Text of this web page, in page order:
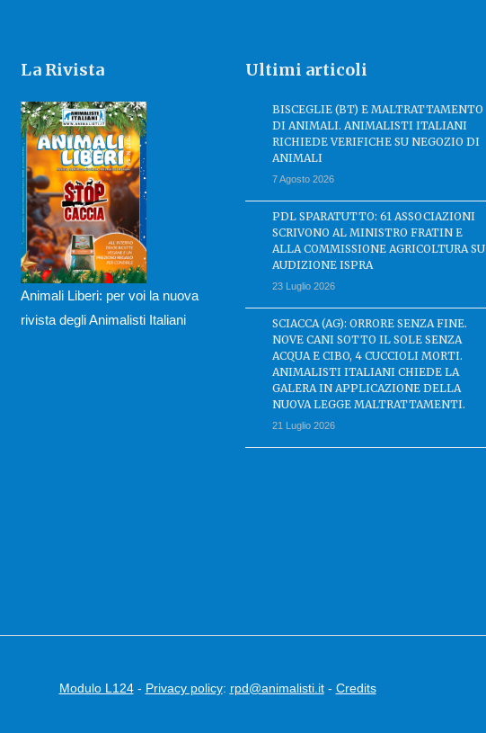
La Rivista
Animali Liberi: per voi la nuova
rivista degli Animalisti Italiani
Ultimi articoli
BISCEGLIE (BT) E MALTRATTAMENTO
DI ANIMALI. ANIMALISTI ITALIANI
RICHIEDE VERIFICHE SU NEGOZIO DI
ANIMALI
7 Agosto 2026
PDL SPARATUTTO: 61 ASSOCIAZIONI
SCRIVONO AL MINISTRO FRATIN E
ALLA COMMISSIONE AGRICOLTURA SU
AUDIZIONE ISPRA
23 Luglio 2026
SCIACCA (AG): ORRORE SENZA FINE.
NOVE CANI SOTTO IL SOLE SENZA
ACQUA E CIBO, 4 CUCCIOLI MORTI.
ANIMALISTI ITALIANI CHIEDE LA
GALERA IN APPLICAZIONE DELLA
NUOVA LEGGE MALTRATTAMENTI.
21 Luglio 2026
Modulo L124- Privacy policy: rpd@animalisti.it- Credits